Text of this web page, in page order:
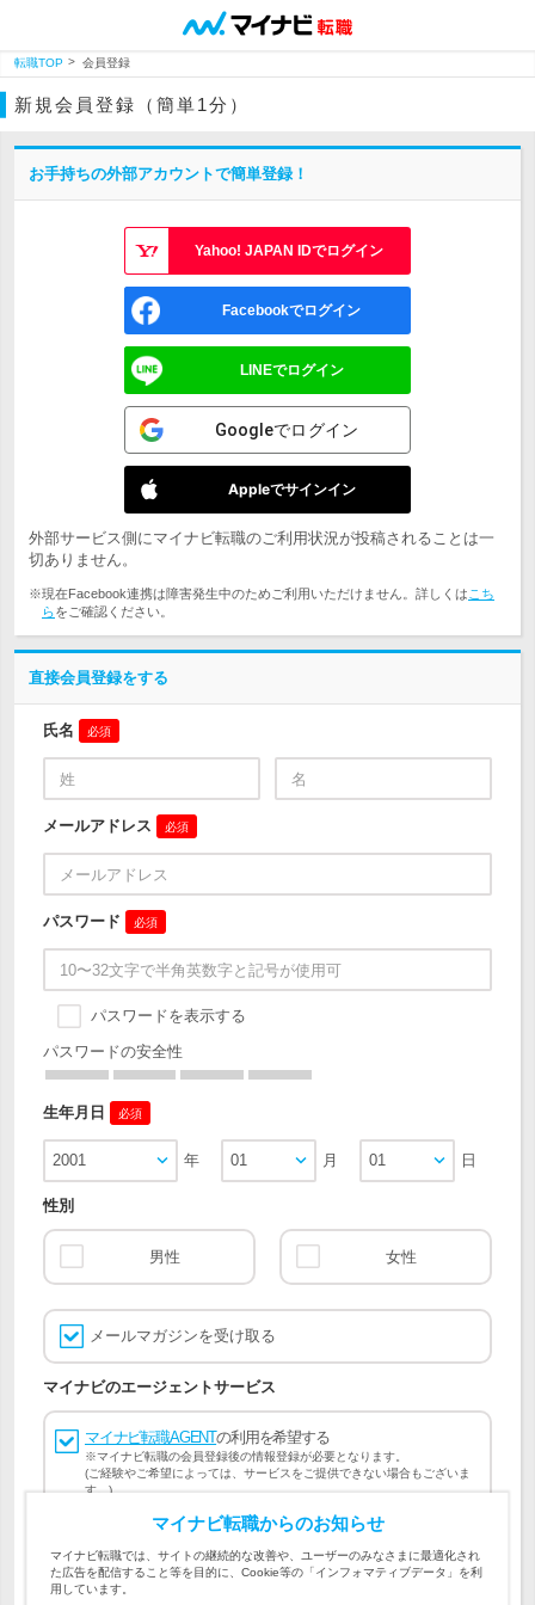
転職TOP 会員登録
新規会員登録（簡単1分）
お手持ちの外部アカウントで簡単登録！
Yahoo! JAPAN IDでログイン
Facebookでログイン
LINEでログイン
Googleでログイン
Appleでサインイン
外部サービス側にマイナビ転職のご利用状況が投稿されることは一
切ありません。
※現在Facebook連携は障害発生中のためご利用いただけません。詳しくは こち
らをご確認ください。
直接会員登録をする
氏名 必須
メールアドレス 必須
パスワード 必須
パスワードを表示する
パスワードの安全性
生年月日 必須
2001 年 01 月 01 日
性別
男性 女性
メールマガジンを受け取る
マイナビのエージェントサービス
マイナビ転職AGENTの利用を希望する
※マイナビ転職の会員登録後の情報登録が必要となります。
(ご経験やご希望によっては、サービスをご提供できない場合もございま
す。)
会員登録には マイナビ転職 会員規約
マイナビ転職AGENT
会員規約、マイナビ転職AGENT 個人情報の取り扱い および
個人情報の取り扱い
マイナビ転職からのお知らせ
マイナビ転職では、サイトの継続的な改善や、ユーザーのみなさまに最適化され
た広告を配信すること等を目的に、Cookie等の「インフォマティブデータ」を利
用しています。